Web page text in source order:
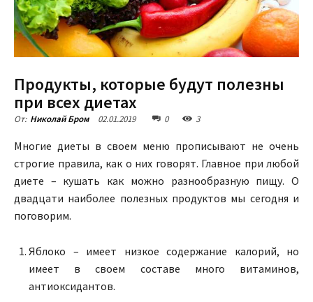
Продукты, которые будут полезны
при всех диетах
От: Николай Бром 02.01.2019 0 3
Многие диеты в своем меню прописывают не очень
строгие правила, как о них говорят. Главное при любой
диете – кушать как можно разнообразную пищу. О
двадцати наиболее полезных продуктов мы сегодня и
поговорим.
Яблоко – имеет низкое содержание калорий, но
имеет в своем составе много витаминов,
антиоксидантов.